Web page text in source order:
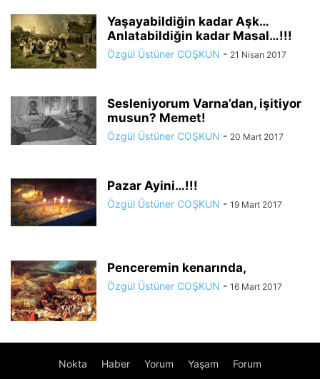
Yaşayabildiğin kadar Aşk…
Anlatabildiğin kadar Masal…!!!
Özgül Üstüner COŞKUN - 21 Nisan 2017
Sesleniyorum Varna’dan, işitiyor
musun? Memet!
Özgül Üstüner COŞKUN - 20 Mart 2017
Pazar Ayini…!!!
Özgül Üstüner COŞKUN - 19 Mart 2017
Penceremin kenarında,
Özgül Üstüner COŞKUN - 16 Mart 2017
Nokta Haber Yorum Yaşam Forum